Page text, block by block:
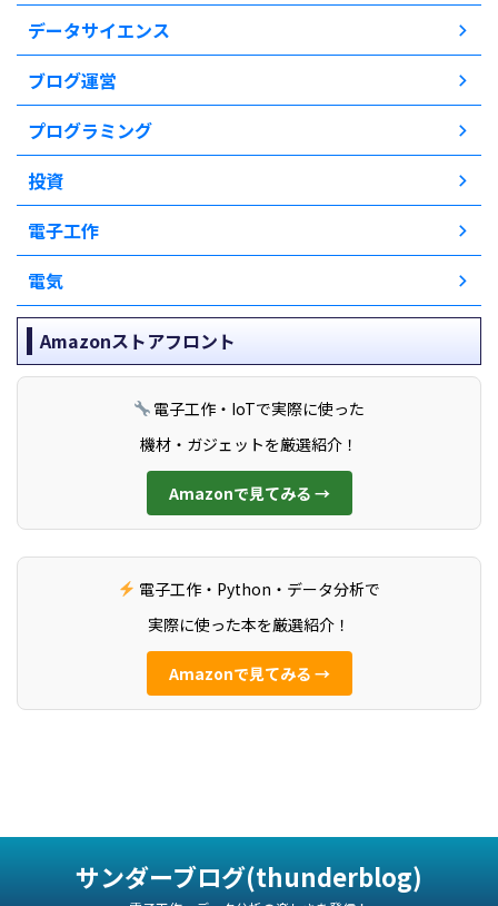
データサイエンス
ブログ運営
プログラミング
投資
電子工作
電気
Amazonストアフロント
電子工作・IoTで実際に使った
機材・ガジェットを厳選紹介！
Amazonで見てみる →
電子工作・Python・データ分析で
実際に使った本を厳選紹介！
Amazonで見てみる →
サンダーブログ(thunderblog)